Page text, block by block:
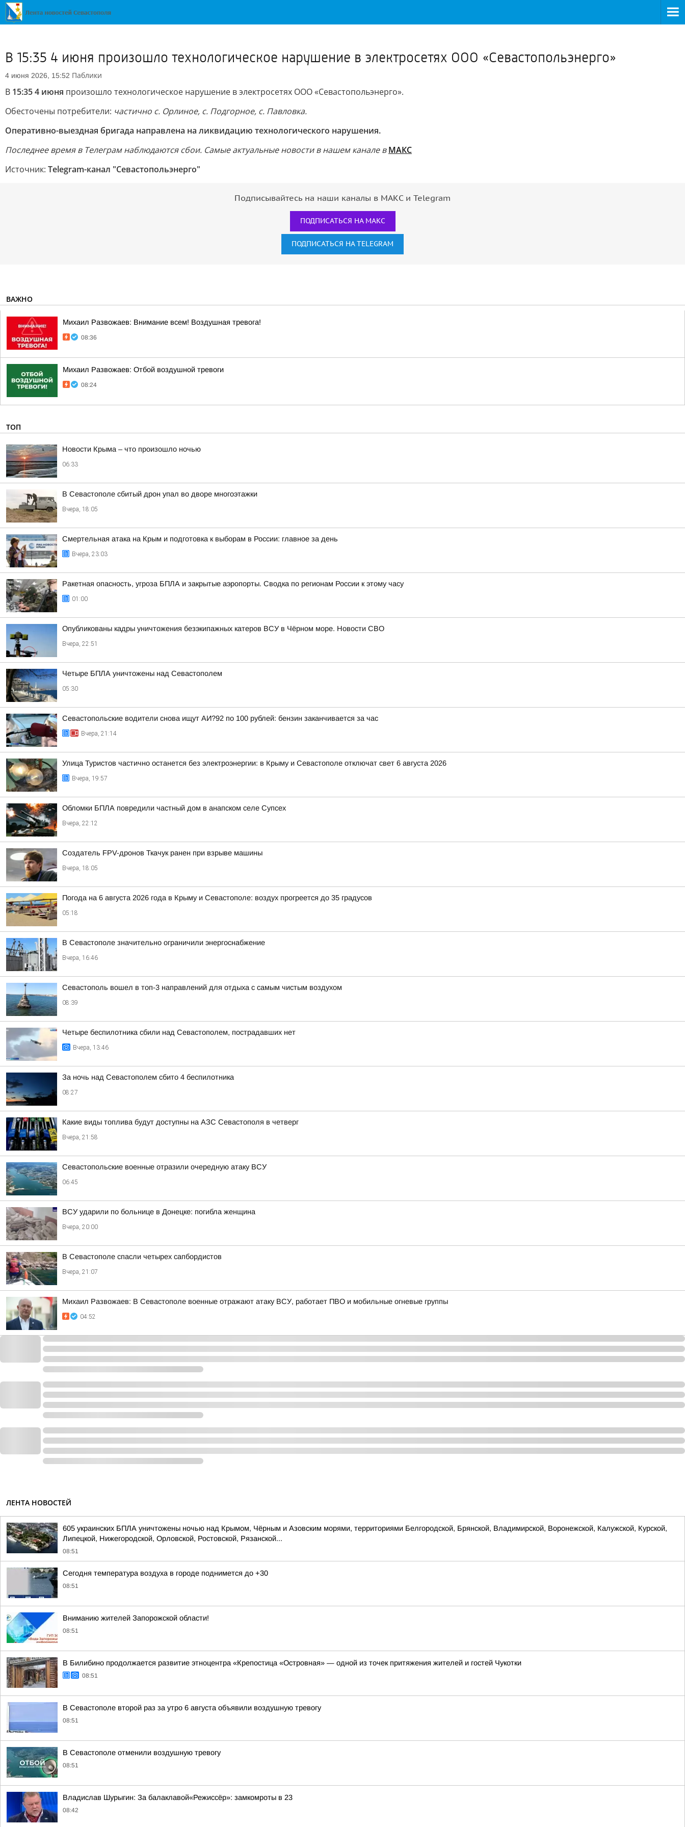
В 15:35 4 июня произошло технологическое нарушение в электросетях ООО «Севастопольэнерго»
4 июня 2026, 15:52 Паблики
В 15:35 4 июня произошло технологическое нарушение в электросетях ООО «Севастопольэнерго».
Обесточены потребители: частично с. Орлиное, с. Подгорное, с. Павловка.
Оперативно-выездная бригада направлена на ликвидацию технологического нарушения.
Последнее время в Телеграм наблюдаются сбои. Самые актуальные новости в нашем канале вМАКС
Источник: Telegram-канал "Севастопольэнерго"
Подписывайтесь на наши каналы в МАКС и Telegram
ПОДПИСАТЬСЯ НА МАКС
ПОДПИСАТЬСЯ НА TELEGRAM
ВАЖНО
Михаил Развожаев: Внимание всем! Воздушная тревога!
08:36
Михаил Развожаев: Отбой воздушной тревоги
08:24
ТОП
Новости Крыма – что произошло ночью
06:33
В Севастополе сбитый дрон упал во дворе многоэтажки
Вчера, 18:05
Смертельная атака на Крым и подготовка к выборам в России: главное за день
Вчера, 23:03
Ракетная опасность, угроза БПЛА и закрытые аэропорты. Сводка по регионам России к этому часу
01:00
Опубликованы кадры уничтожения безэкипажных катеров ВСУ в Чёрном море. Новости СВО
Вчера, 22:51
Четыре БПЛА уничтожены над Севастополем
05:30
Севастопольские водители снова ищут АИ?92 по 100 рублей: бензин заканчивается за час
Вчера, 21:14
Улица Туристов частично останется без электроэнергии: в Крыму и Севастополе отключат свет 6 августа 2026
Вчера, 19:57
Обломки БПЛА повредили частный дом в анапском селе Супсех
Вчера, 22:12
Создатель FPV-дронов Ткачук ранен при взрыве машины
Вчера, 18:05
Погода на 6 августа 2026 года в Крыму и Севастополе: воздух прогреется до 35 градусов
05:18
В Севастополе значительно ограничили энергоснабжение
Вчера, 16:46
Севастополь вошел в топ-3 направлений для отдыха с самым чистым воздухом
08:39
Четыре беспилотника сбили над Севастополем, пострадавших нет
Вчера, 13:46
За ночь над Севастополем сбито 4 беспилотника
08:27
Какие виды топлива будут доступны на АЗС Севастополя в четверг
Вчера, 21:58
Севастопольские военные отразили очередную атаку ВСУ
06:45
ВСУ ударили по больнице в Донецке: погибла женщина
Вчера, 20:00
В Севастополе спасли четырех сапбордистов
Вчера, 21:07
Михаил Развожаев: В Севастополе военные отражают атаку ВСУ, работает ПВО и мобильные огневые группы
04:52
ЛЕНТА НОВОСТЕЙ
605 украинских БПЛА уничтожены ночью над Крымом, Чёрным и Азовским морями, территориями Белгородской, Брянской, Владимирской, Воронежской, Калужской, Курской,
Липецкой, Нижегородской, Орловской, Ростовской, Рязанской...
08:51
Сегодня температура воздуха в городе поднимется до +30
08:51
Вниманию жителей Запорожской области!
08:51
В Билибино продолжается развитие этноцентра «Крепостица «Островная» — одной из точек притяжения жителей и гостей Чукотки
08:51
В Севастополе второй раз за утро 6 августа объявили воздушную тревогу
08:51
В Севастополе отменили воздушную тревогу
08:51
Владислав Шурыгин: За балаклавой«Режиссёр»: замкомроты в 23
08:42